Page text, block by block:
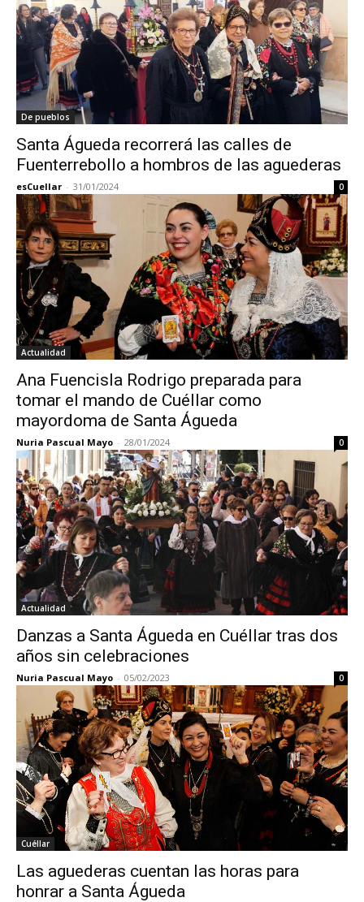
De pueblos
Santa Águeda recorrerá las calles de
Fuenterrebollo a hombros de las aguederas
esCuellar - 31/01/2024 0
Actualidad
Ana Fuencisla Rodrigo preparada para
tomar el mando de Cuéllar como
mayordoma de Santa Águeda
Nuria Pascual Mayo - 28/01/2024 0
Actualidad
Danzas a Santa Águeda en Cuéllar tras dos
años sin celebraciones
Nuria Pascual Mayo - 05/02/2023 0
Cuéllar
Las aguederas cuentan las horas para
honrar a Santa Águeda